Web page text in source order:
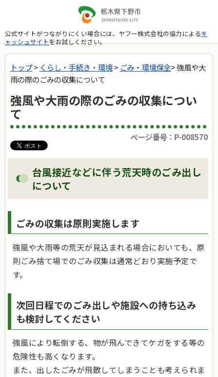
公式サイトがつながりにくい場合には、ヤフー株式会社の協力によるキ
ャッシュサイトをお試しください。
トップ> くらし・手続き・環境> ごみ・環境保全> 強風や大
雨の際のごみの収集について
強風や大雨の際のごみの収集につい
て
ページ番号：P-008570
台風接近などに伴う荒天時のごみ出し
について
ごみの収集は原則実施します
強風や大雨等の荒天が見込まれる場合においても、原
則ごみ捨て場でのごみ収集は通常どおり実施予定で
す。
次回日程でのごみ出しや施設への持ち込み
も検討してください
強風により転倒する、物が飛んできてケガをする等の
危険性も高くなります。
また、出したごみが飛散してしまうことも考えられま